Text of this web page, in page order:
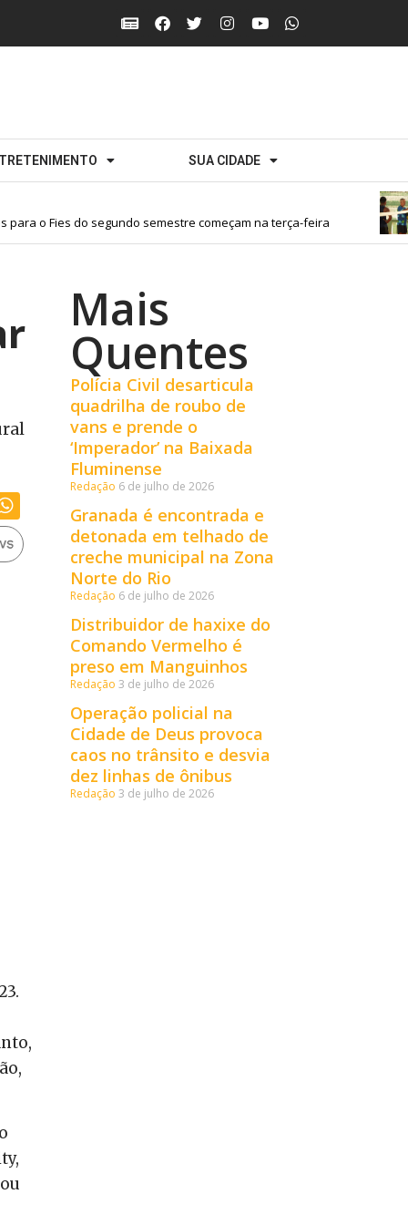
SUA CIDADE
o Fies do segundo semestre começam na terça-feira
Mais
Quentes
Polícia Civil desarticula
quadrilha de roubo de
vans e prende o
‘Imperador’ na Baixada
Fluminense
Redação 6 de julho de 2026
Granada é encontrada e
detonada em telhado de
creche municipal na Zona
Norte do Rio
Redação 6 de julho de 2026
Distribuidor de haxixe do
Comando Vermelho é
preso em Manguinhos
Redação 3 de julho de 2026
Operação policial na
Cidade de Deus provoca
caos no trânsito e desvia
dez linhas de ônibus
Redação 3 de julho de 2026